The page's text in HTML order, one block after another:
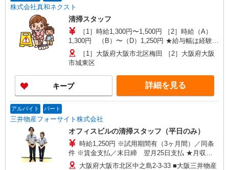
株式会社真和ネクスト
清掃スタッフ
［1］時給1,300円〜1,500円 ［2］時給（A）
1,300円 （B）〜（D）1,250円 ★給与幅は経験に
よる ★研修期間1ヵ月あり：時給1,177円
［1］大阪府大阪市北区梅田 ［2］大阪府大阪
市城東区
キープ 詳細を見る
アルバイト パート
三井物産フォーサイト株式会社
オフィスビルの清掃スタッフ（平日のみ）
時給1,250円 ※試用期間有（3ヶ月間）／同条
件 ※賃金支払／末日締 翌月25日支払 ★月収
例：100,000円（月に20日勤務の場合）
大阪府大阪市北区中之島2-3-33 ■大阪三井物産